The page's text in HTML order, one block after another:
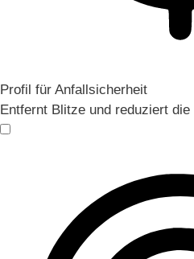
Profil für Anfallsicherheit
Entfernt Blitze und reduziert die